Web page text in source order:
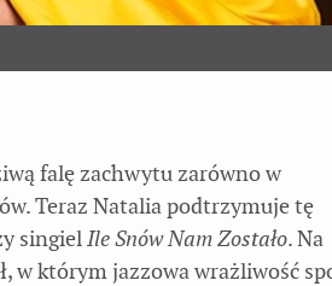
falę zachwytu zarówno w
Teraz Natalia podtrzymuje tę
singielIle Snów Nam Zostało. Na
w którym jazzowa wrażliwość